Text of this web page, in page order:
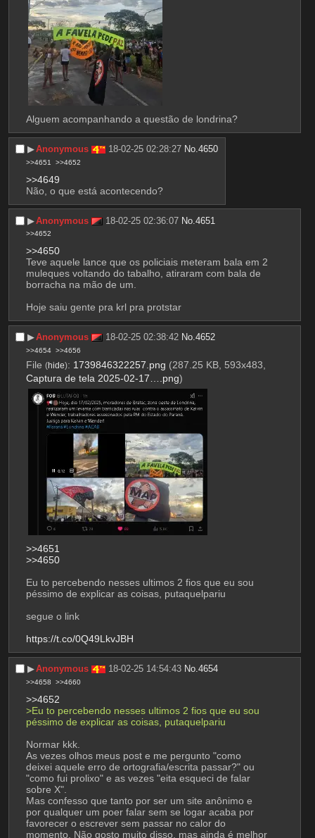
Alguem acompanhando a questão de londrina?
▶︎Anonymous 18-02-25 02:28:27 No.4650
>>4651 >>4652
>>4649
Não, o que está acontecendo?
▶︎Anonymous 18-02-25 02:36:07 No.4651
>>4652
>>4650
Teve aquele lance que os policiais meteram bala em 2
muleques voltando do tabalho, atiraram com bala de
borracha na mão de um.
Hoje saiu gente pra krl pra protstar
▶︎Anonymous 18-02-25 02:38:42 No.4652
>>4654 >>4656
File (hide): 1739846322257.png (287.25 KB, 593x483,
Captura de tela 2025-02-17….png)
>>4651
>>4650
Eu to percebendo nesses ultimos 2 fios que eu sou
péssimo de explicar as coisas, putaquelpariu
segue o link
https://t.co/0Q49LkvJBH
▶︎Anonymous 18-02-25 14:54:43 No.4654
>>4658 >>4660
>>4652
>Eu to percebendo nesses ultimos 2 fios que eu sou
péssimo de explicar as coisas, putaquelpariu
Normar kkk.
As vezes olhos meus post e me pergunto "como
deixei aquele erro de ortografia/escrita passar?" ou
"como fui prolixo" e as vezes "eita esqueci de falar
sobre X".
Mas confesso que tanto por ser um site anônimo e
por qualquer um poer falar sem se logar acaba por
favorecer o escrever sem passar no calor do
momento. Não gosto muito disso, mas ainda é melhor